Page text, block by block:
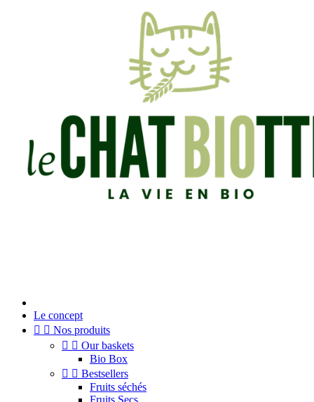
Le concept
  Nos produits
  Our baskets
Bio Box
  Bestsellers
Fruits séchés
Fruits Secs